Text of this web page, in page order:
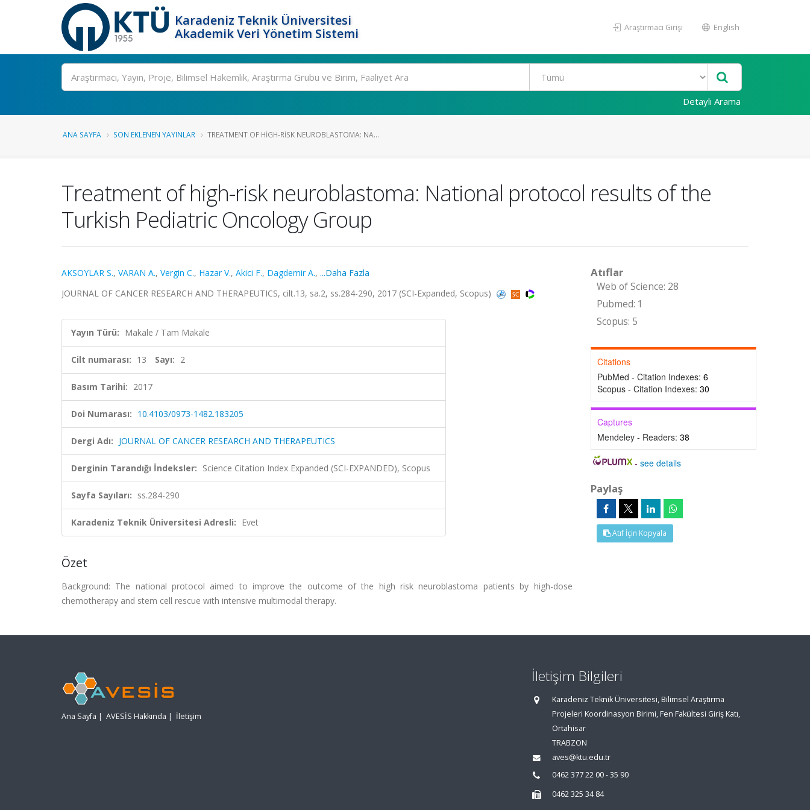
Karadeniz Teknik Üniversitesi
Akademik Veri Yönetim Sistemi
Araştırmacı Girişi English
Ara
Detaylı Arama
ANA SAYFA SON EKLENEN YAYINLAR TREATMENT OF HIGH-RISK NEUROBLASTOMA: NA...
Treatment of high-risk neuroblastoma: National protocol results of the
Turkish Pediatric Oncology Group
AKSOYLAR S., VARAN A., Vergin C., Hazar V., Akici F., Dagdemir A., ...Daha Fazla
JOURNAL OF CANCER RESEARCH AND THERAPEUTICS, cilt.13, sa.2, ss.284-290, 2017 (SCI-Expanded, Scopus)
Yayın Türü: Makale / Tam Makale
Cilt numarası: 13 Sayı: 2
Basım Tarihi: 2017
Doi Numarası: 10.4103/0973-1482.183205
Dergi Adı: JOURNAL OF CANCER RESEARCH AND THERAPEUTICS
Derginin Tarandığı İndeksler: Science Citation Index Expanded (SCI-EXPANDED), Scopus
Sayfa Sayıları: ss.284-290
Karadeniz Teknik Üniversitesi Adresli: Evet
Özet
Background: The national protocol aimed to improve the outcome of the high risk neuroblastoma patients by high-dose
chemotherapy and stem cell rescue with intensive multimodal therapy.
Atıflar
Web of Science: 28
Pubmed: 1
Scopus: 5
Citations
PubMed - Citation Indexes: 6
Scopus - Citation Indexes: 30
Captures
Mendeley - Readers: 38
-see details
Paylaş
Atıf İçin Kopyala
Ana Sayfa | AVESİS Hakkında | İletişim
İletişim Bilgileri
Karadeniz Teknik Üniversitesi, Bilimsel Araştırma
Projeleri Koordinasyon Birimi, Fen Fakültesi Giriş Katı,
Ortahisar
TRABZON
aves@ktu.edu.tr
0462 377 22 00 - 35 90
0462 325 34 84